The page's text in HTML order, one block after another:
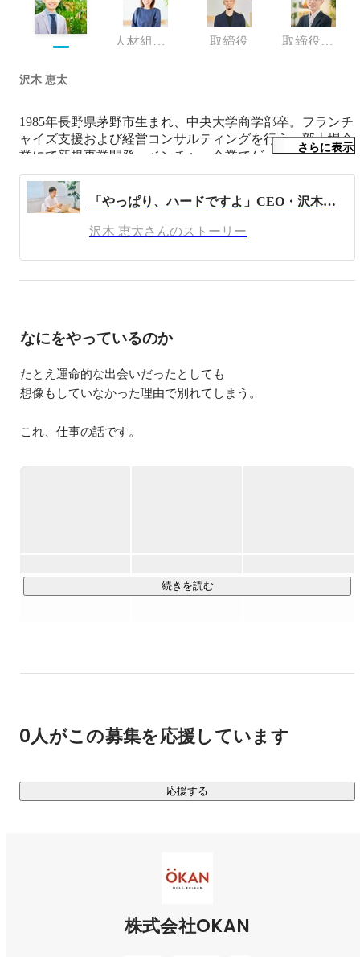
人材組織開発室/採用 取締役 取締役執行役員CFO
沢木 恵太
1985年長野県茅野市生まれ、中央大学商学部卒。フランチ
ャイズ支援および経営コンサルティングを行う一部上場企
業にて新規事業開発、ベンチャー企業でゲームプロデュー
サー兼事業責任者を経て、EdTech領域のスタートアップに
初期メンバーとして参画。その後、2012年12月に株式会社
おかん(当時CHISAN)を設立し現職。「働くヒトのライフ
スタイルを豊かにする」をミッションに、2014年3月に
は、ぷち社食サービス「オフィスおかん」をリリースし、
多数のメディアで紹介されるなど注目を集めている。
さらに表示
「やっぱり、ハードですよ」CEO・沢木が語るOKANの職場
沢木 恵太さんのストーリー
なにをやっているのか
たとえ運命的な出会いだったとしても
想像もしていなかった理由で別れてしまう。
これ、仕事の話です。
せっかく素晴らしい人材と企業が出会っても、自身の健康状
社会課題の解決に取り組み、「働く人と企業の双方が望んで
続きを読む
0人がこの募集を応援しています
応援する
株式会社OKAN